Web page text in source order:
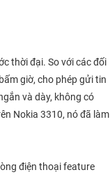
thời đại. So với các đối
giờ, cho phép gửi tin
và dày, không có
Nokia 3310, nó đã làm
điện thoại feature